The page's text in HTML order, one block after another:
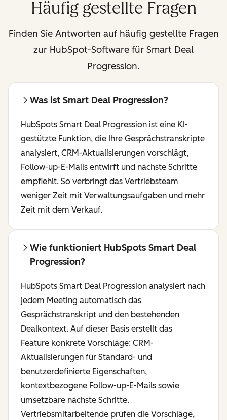
Häufig gestellte Fragen
Finden Sie Antworten auf häufig gestellte Fragen
zur HubSpot-Software für Smart Deal
Progression.
Was ist Smart Deal Progression?
HubSpots Smart Deal Progression ist eine KI-
gestützte Funktion, die Ihre Gesprächstranskripte
analysiert, CRM-Aktualisierungen vorschlägt,
Follow-up-E-Mails entwirft und nächste Schritte
empfiehlt. So verbringt das Vertriebsteam
weniger Zeit mit Verwaltungsaufgaben und mehr
Zeit mit dem Verkauf.
Wie funktioniert HubSpots Smart Deal
Progression?
HubSpots Smart Deal Progression analysiert nach
jedem Meeting automatisch das
Gesprächstranskript und den bestehenden
Dealkontext. Auf dieser Basis erstellt das
Feature konkrete Vorschläge: CRM-
Aktualisierungen für Standard- und
benutzerdefinierte Eigenschaften,
kontextbezogene Follow-up-E-Mails sowie
umsetzbare nächste Schritte.
Vertriebsmitarbeitende prüfen die Vorschläge,